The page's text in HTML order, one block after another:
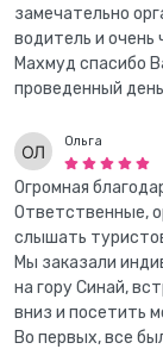
замечательно
водитель и
Махмуд спасибо
проведенный
Ольга
Огромная
Ответственные,
слышать
Мы заказали
на гору Синай,
вниз и посетить
Во первых, все